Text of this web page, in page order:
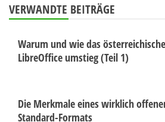
VERWANDTE BEITRÄGE
Warum und wie das
LibreOffice umstieg (Teil 1)
Die Merkmale eines wirklich
Standard-Formats